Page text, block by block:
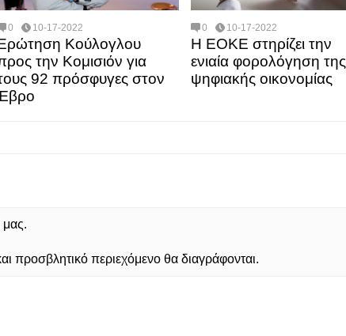
0 10-17-2022
Κούλογλου
την Κομισιόν για
92 πρόσφυγες στον
0 10-17-2022
Η ΕΟΚΕ στηρίζει την
ενιαία φορολόγηση της
ψηφιακής οικονομίας
μας.
προσβλητικό περιεχόμενο θα διαγράφονται.